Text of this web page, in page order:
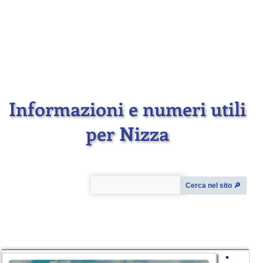
Informazioni e numeri utili
per Nizza
Cerca nel sito 🔎︎
•